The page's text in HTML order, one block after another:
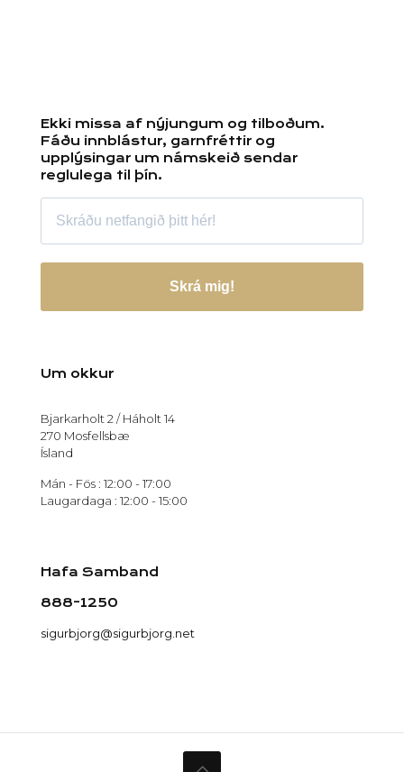
Ekki missa af nýjungum og tilboðum.
Fáðu innblástur, garnfréttir og
upplýsingar um námskeið sendar
reglulega til þín.
Skrá mig!
Um okkur
Bjarkarholt 2 / Háholt 14
270 Mosfellsbæ
Ísland
Mán - Fös : 12:00 - 17:00
Laugardaga : 12:00 - 15:00
Hafa Samband
888-1250
sigurbjorg@sigurbjorg.net